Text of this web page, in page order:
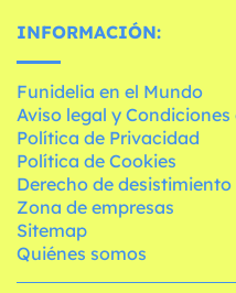
INFORMACIÓN:
Funidelia en el Mundo
Aviso legal y Condiciones
Política de Privacidad
Política de Cookies
Derecho de desistimiento
Zona de empresas
Sitemap
Quiénes somos